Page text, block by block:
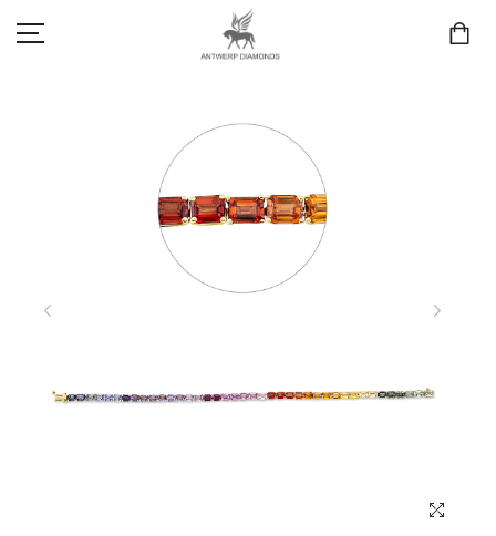
LIEBE & VERLOBUNG
ANTWERP DIAMONDS LUXURY COLLECTION